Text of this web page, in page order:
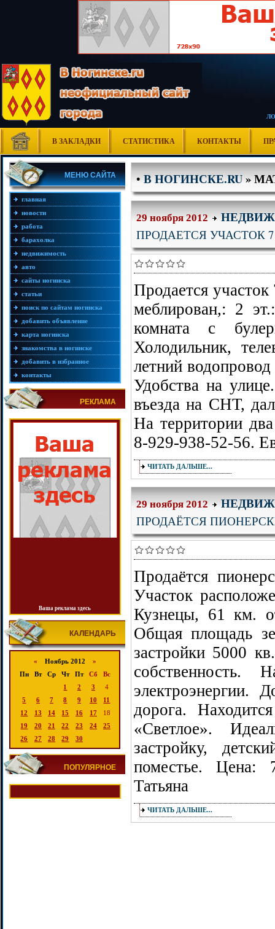
В ЗАКЛАДКИ СТАТИСТИКА КОНТАКТЫ
МЕНЮ САЙТА
главная
новости
работа
барахолка
недвижимость
авто
сайты ногинска
статьи
поиск по сайтам ногинска
добавить объявление
карта ногинска
знакомства в ногинске
добавить в избранное
контакты
РЕКЛАМА
Ваша реклама здесь
КАЛЕНДАРЬ
« Ноябрь 2012 »
Пн
Вт Ср Чт Пт Сб
Вс
1
2 3
4
5
6 7 8 9 10
11
12
13 14 15 16 17
18
19
20 21 22 23 24
25
26
27 28 29 30
ПОПУЛЯРНОЕ
•В НОГИНСКЕ.RU»
29 ноября 2012
ПРОДАЕТСЯ УЧАСТОК
Продается
меблирован,: 2
комната с
Холодильник,
летний
Удобства на
въезда на СНТ,
На территории
8-929-938-52-56.
ЧИТАТЬ ДАЛЬШЕ...
29 ноября 2012
ПРОДАЁТСЯ
Продаётся
Участок
Кузнецы, 61 км.
Общая площадь
застройки 5000
электроэнергии.
дорога.
«Светлое».
застройку,
поместье. Цена:
Татьяна
ЧИТАТЬ ДАЛЬШЕ...